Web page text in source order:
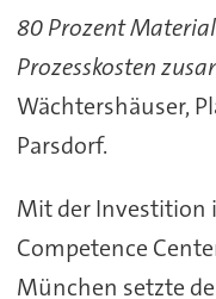
80 Prozent
Prozesskosten
Wächtershäuser,
Parsdorf.
Mit der Investition
Competence
München setzte